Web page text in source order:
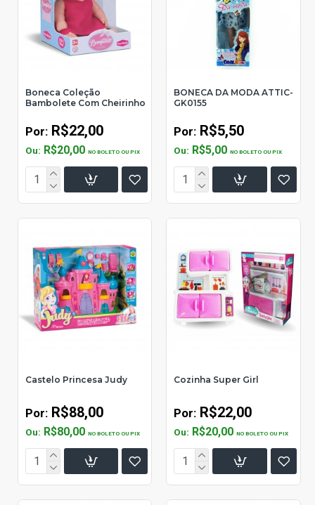
Boneca Coleção
Bambolete Com Cheirinho
Por: R$22,00
Ou: R$20,00 NO BOLETO OU PIX
BONECA DA MODA ATTIC-
GK0155
Por: R$5,50
Ou: R$5,00NO BOLETO OU PIX
Castelo Princesa Judy
Por: R$88,00
Ou: R$80,00 NO BOLETO OU PIX
Cozinha Super Girl
Por: R$22,00
Ou: R$20,00NO BOLETO OU PIX